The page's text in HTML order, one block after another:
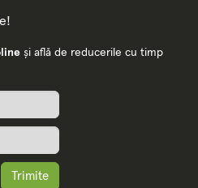
și află de reducerile cu timp
Trimite